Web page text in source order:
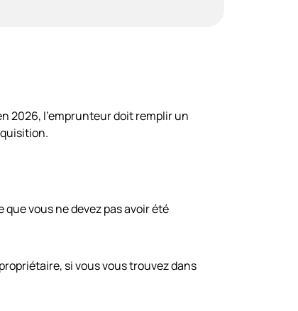
2026, l’emprunteur doit remplir un
vous ne devez pas avoir été
si vous vous trouvez dans